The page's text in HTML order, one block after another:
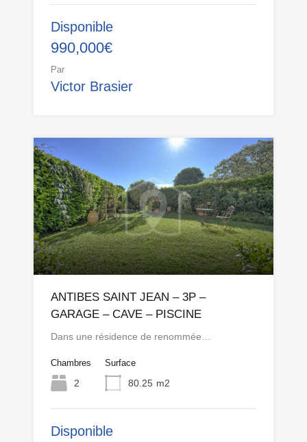
Disponible
990,000€
Par
Victor Brasier
ANTIBES SAINT JEAN – 3P –
GARAGE – CAVE – PISCINE
Dans une résidence de renommée…
Chambres
2
Surface
80.25 m2
Disponible